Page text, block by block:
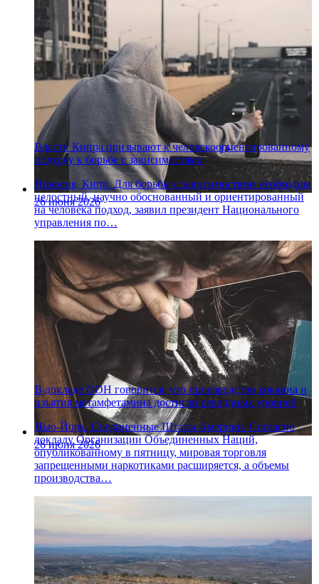
26 июня 2026
Власти Кипра призывают к человекоориентированному
подходу к борьбе с зависимостями
Никосия, Кипр. Для борьбы с зависимостями необходим
целостный, научно обоснованный и ориентированный
на человека подход, заявил президент Национального
управления по…
26 июня 2026
В докладе ООН говорится, что производство кокаина и
изъятия метамфетамина достигли рекордных уровней
Нью-Йорк, Соединенные Штаты Америки. Согласно
докладу Организации Объединенных Наций,
опубликованному в пятницу, мировая торговля
запрещенными наркотиками расширяется, а объемы
производства…